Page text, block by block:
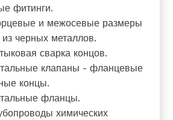
фитинги.
и межосевые размеры
из черных металлов.
сварка концов.
клапаны - фланцевые
концы.
фланцы.
химических